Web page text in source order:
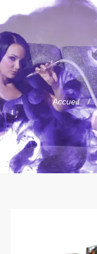
Accueil